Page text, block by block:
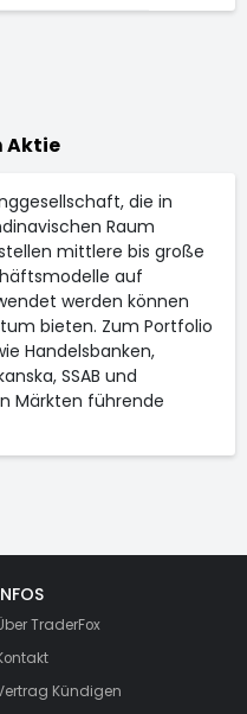
Aktie
die in
Raum
mittlere bis große
auf
werden können
bieten. Zum Portfolio
Handelsbanken,
SSAB und
Märkten führende
TraderFox
Kündigen